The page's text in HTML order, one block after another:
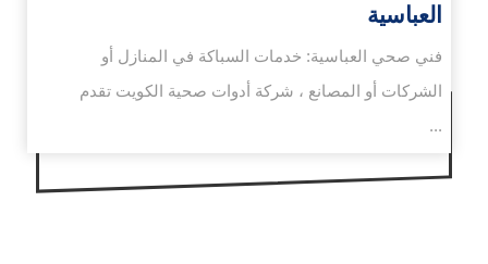
العباسية
فني صحي العباسية: خدمات السباكة في المنازل أو
الشركات أو المصانع ، شركة أدوات صحية الكويت تقدم
...